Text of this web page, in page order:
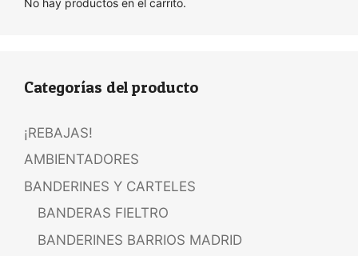
No hay productos en el carrito.
Categorías del producto
¡REBAJAS!
AMBIENTADORES
BANDERINES Y CARTELES
BANDERAS FIELTRO
BANDERINES BARRIOS MADRID